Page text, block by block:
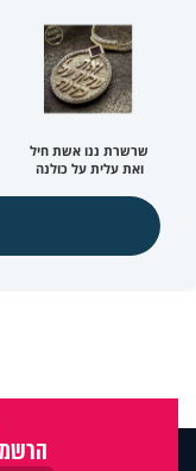
שרשרת ננו אשת חיל
ואת עלית על כולנה